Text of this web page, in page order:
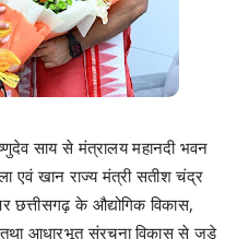
साय से मंत्रालय महानदी भवन
एवं खान राज्य मंत्री सतीश चंद्र
के औद्योगिक विकास,
तथा आधारभूत संरचना विकास से जुड़े